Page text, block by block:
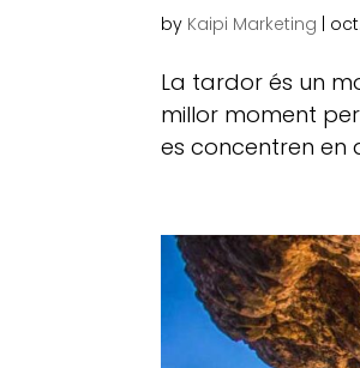
by Kaipi Marketing |
La tardor és un
millor moment per
es concentren en